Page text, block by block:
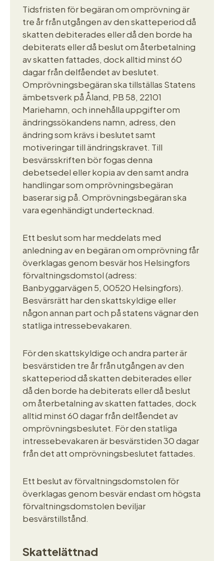
Tidsfristen för begäran om omprövning är
tre år från utgången av den skatteperiod då
skatten debiterades eller då den borde ha
debiterats eller då beslut om återbetalning
av skatten fattades, dock alltid minst 60
dagar från delfåendet av beslutet.
Omprövningsbegäran ska tillställas Statens
ämbetsverk på Åland, PB 58, 22101
Mariehamn, och innehålla uppgifter om
ändringssökandens namn, adress, den
ändring som krävs i beslutet samt
motiveringar till ändringskravet. Till
besvärsskriften bör fogas denna
debetsedel eller kopia av den samt andra
handlingar som omprövningsbegäran
baserar sig på. Omprövningsbegäran ska
vara egenhändigt undertecknad.
Ett beslut som har meddelats med
anledning av en begäran om omprövning får
överklagas genom besvär hos Helsingfors
förvaltningsdomstol (adress:
Banbyggarvägen 5, 00520 Helsingfors).
Besvärsrätt har den skattskyldige eller
någon annan part och på statens vägnar den
statliga intressebevakaren.
För den skattskyldige och andra parter är
besvärstiden tre år från utgången av den
skatteperiod då skatten debiterades eller
då den borde ha debiterats eller då beslut
om återbetalning av skatten fattades, dock
alltid minst 60 dagar från delfåendet av
omprövningsbeslutet. För den statliga
intressebevakaren är besvärstiden 30 dagar
från det att omprövningsbeslutet fattades.
Ett beslut av förvaltningsdomstolen för
överklagas genom besvär endast om högsta
förvaltningsdomstolen beviljar
besvärstillstånd.
Skattelättnad